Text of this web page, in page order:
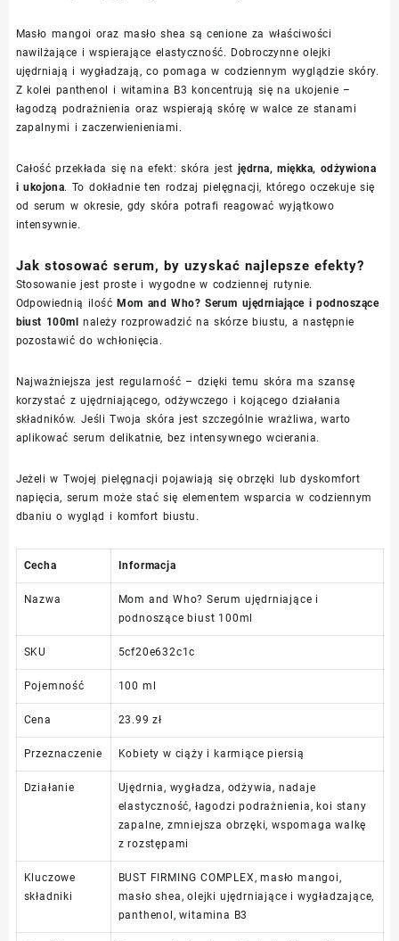
Masło mangoi oraz masło shea są cenione za właściwości
nawilżające i wspierające elastyczność. Dobroczynne olejki
ujędrniają i wygładzają, co pomaga w codziennym wyglądzie skóry.
Z kolei panthenol i witamina B3 koncentrują się na ukojenie –
łagodzą podrażnienia oraz wspierają skórę w walce ze stanami
zapalnymi i zaczerwienieniami.
Całość przekłada się na efekt: skóra jest jędrna, miękka, odżywiona
i ukojona. To dokładnie ten rodzaj pielęgnacji, którego oczekuje się
od serum w okresie, gdy skóra potrafi reagować wyjątkowo
intensywnie.
Jak stosować serum, by uzyskać najlepsze efekty?
Stosowanie jest proste i wygodne w codziennej rutynie.
Odpowiednią ilośćMom and Who? Serum ujędrniające i podnoszące
biust 100ml należy rozprowadzić na skórze biustu, a następnie
pozostawić do wchłonięcia.
Najważniejsza jest regularność – dzięki temu skóra ma szansę
korzystać z ujędrniającego, odżywczego i kojącego działania
składników. Jeśli Twoja skóra jest szczególnie wrażliwa, warto
aplikować serum delikatnie, bez intensywnego wcierania.
Jeżeli w Twojej pielęgnacji pojawiają się obrzęki lub dyskomfort
napięcia, serum może stać się elementem wsparcia w codziennym
dbaniu o wygląd i komfort biustu.
Cecha Informacja
Nazwa
Mom and Who? Serum ujędrniające i
podnoszące biust 100ml
SKU 5cf20e632c1c
Pojemność 100 ml
Cena 23.99 zł
Przeznaczenie Kobiety w ciąży i karmiące piersią
Działanie
Ujędrnia, wygładza, odżywia, nadaje
elastyczność, łagodzi podrażnienia, koi stany
zapalne, zmniejsza obrzęki, wspomaga walkę
z rozstępami
Kluczowe
składniki
BUST FIRMING COMPLEX, masło mangoi,
masło shea, olejki ujędrniające i wygładzające,
panthenol, witamina B3